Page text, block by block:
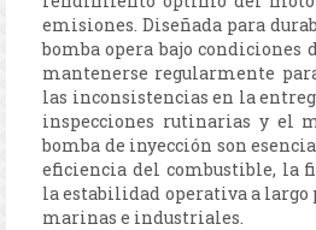
emisiones. Diseñada para
bomba opera bajo condiciones
mantenerse regularmente
las inconsistencias en la
inspecciones rutinarias y el
bomba de inyección son
eficiencia del combustible, la
la estabilidad operativa a largo
marinas e industriales.